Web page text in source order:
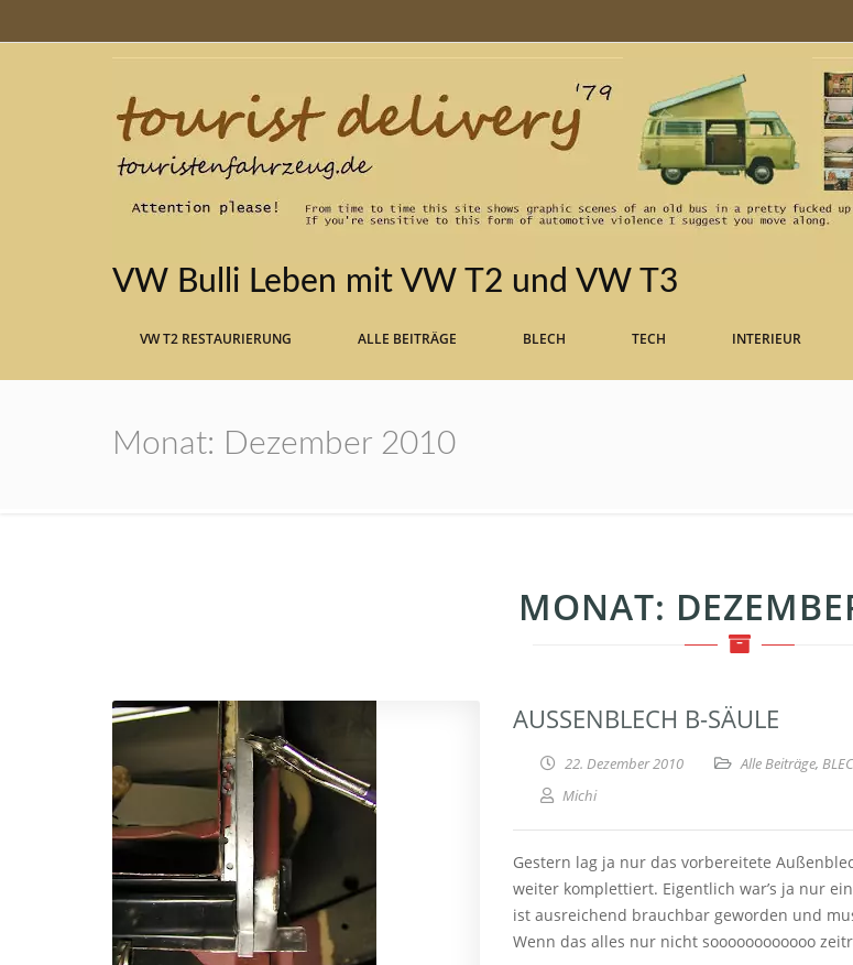
VW Bulli Leben mit VW T2 und VW T3
VW T2 RESTAURIERUNG ALLE BEITRÄGE BLECH TECH INTERIEUR
Monat: Dezember 2010
MONAT:
AUSSENBLECH B-SÄULE
22. Dezember 2010 Alle Beiträge,
Michi
Gestern lag ja nur das vorbereitete
weiter komplettiert. Eigentlich war’s ja nur
ist ausreichend brauchbar geworden und
Wenn das alles nur nicht soooooooooooo